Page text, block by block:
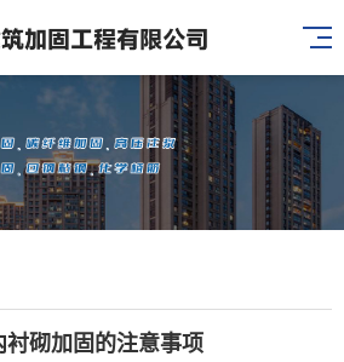
衬砌加固的注意事项